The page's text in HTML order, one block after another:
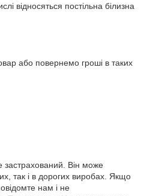
відносяться постільна білизна
або повернемо гроші в таких
застрахований. Він може
так і в дорогих виробах. Якщо
нам і не